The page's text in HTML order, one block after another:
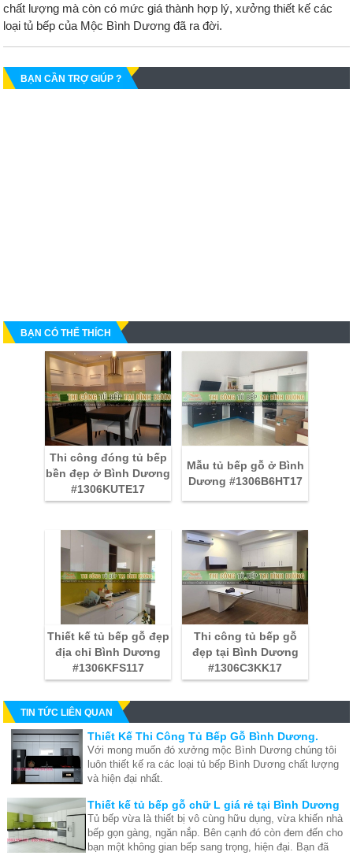
chất lượng mà còn có mức giá thành hợp lý, xưởng thiết kế các
loại tủ bếp của Mộc Bình Dương đã ra đời.
BẠN CẦN TRỢ GIÚP ?
BẠN CÓ THỂ THÍCH
Thi công đóng tủ bếp
bền đẹp ở Bình Dương
#1306KUTE17
Mẫu tủ bếp gỗ ở Bình
Dương #1306B6HT17
Thiết kế tủ bếp gỗ đẹp
địa chỉ Bình Dương
#1306KFS117
Thi công tủ bếp gỗ
đẹp tại Bình Dương
#1306C3KK17
TIN TỨC LIÊN QUAN
Thiết Kế Thi Công Tủ Bếp Gỗ Bình Dương.
Với mong muốn đó xưởng mộc Bình Dương chúng tôi
luôn thiết kế ra các loại tủ bếp Bình Dương chất lượng
và hiện đại nhất.
Thiết kế tủ bếp gỗ chữ L giá rẻ tại Bình Dương
Tủ bếp vừa là thiết bị vô cùng hữu dụng, vừa khiến nhà
bếp gọn gàng, ngăn nắp. Bên cạnh đó còn đem đến cho
bạn một không gian bếp sang trọng, hiện đại. Bạn đã